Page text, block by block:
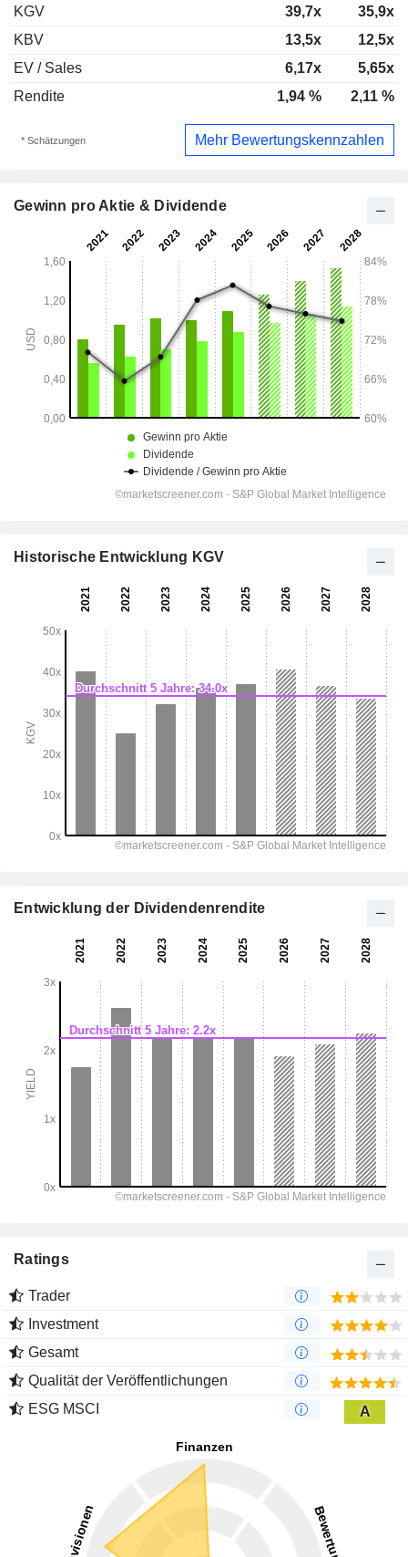
KGV 39,7x
35,9x
KBV
13,5x
12,5x
EV / Sales
6,17x
5,65x
Rendite
1,94 % 2,11 %
* Schätzungen Mehr Bewertungskennzahlen
Gewinn pro Aktie & Dividende
Historische Entwicklung KGV
Entwicklung der Dividendenrendite
Ratings
Trader
Investment
Gesamt
Qualität der Veröffentlichungen
ESG MSCI
A